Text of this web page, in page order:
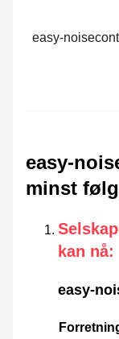
easy-
easy-
minst
kan nå:
easy-